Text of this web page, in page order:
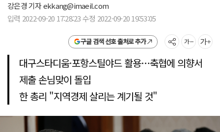
강은경 기자ekkang@imaeil.com
입력 2022-09-20 17:28:23 수정 2022-09-20 19:53:05
구글 검색 선호 출처로 추가
대구스타디움·포항스틸야드 활용…축협에 의향서
제출 손님맞이 돌입
한 총리 "지역경제 살리는 계기될 것"